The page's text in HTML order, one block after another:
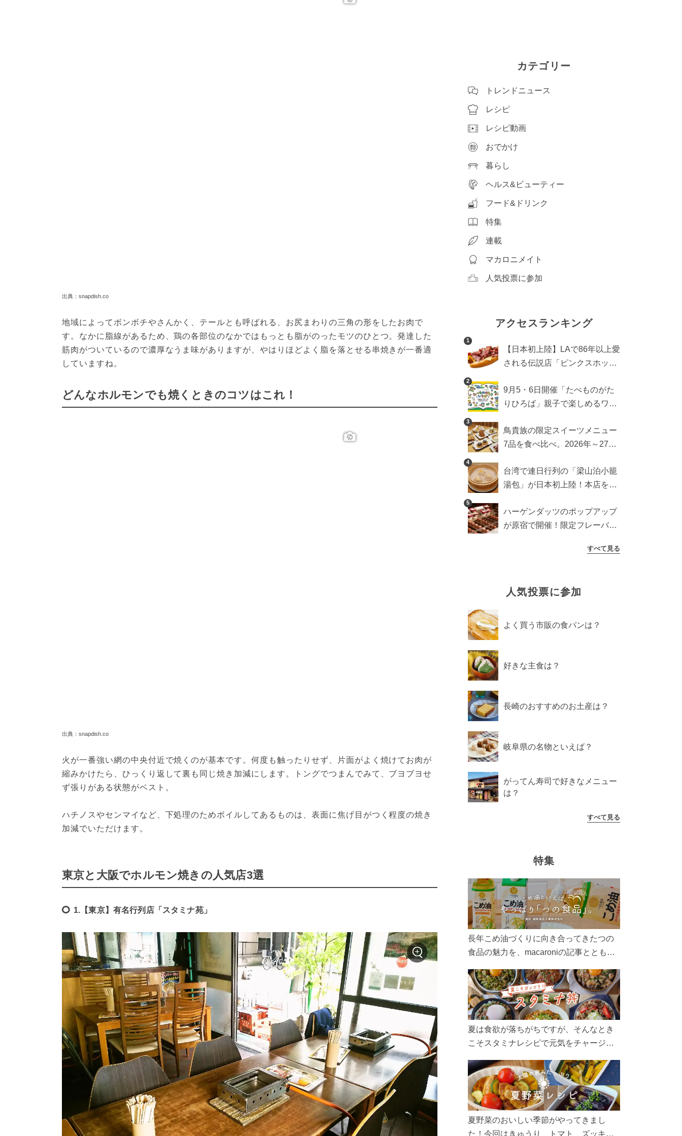
出典：snapdish.co
地域によってボンボチやさんかく、テールとも呼ばれる、お尻まわりの三角の形をしたお肉で
す。なかに脂線があるため、鶏の各部位のなかではもっとも脂がのったモツのひとつ。発達した
筋肉がついているので濃厚なうま味がありますが、やはりほどよく脂を落とせる串焼きが一番適
していますね。
どんなホルモンでも焼くときのコツはこれ！
出典：snapdish.co
火が一番強い網の中央付近で焼くのが基本です。何度も触ったりせず、片面がよく焼けてお肉が
縮みかけたら、ひっくり返して裏も同じ焼き加減にします。トングでつまんでみて、ブヨブヨせ
ず張りがある状態がベスト。
ハチノスやセンマイなど、下処理のためボイルしてあるものは、表面に焦げ目がつく程度の焼き
加減でいただけます。
東京と大阪でホルモン焼きの人気店3選
1.【東京】有名行列店「スタミナ苑」
カテゴリー
トレンドニュース
レシピ
レシピ動画
おでかけ
暮らし
ヘルス&ビューティー
フード&ドリンク
特集
連載
マカロニメイト
人気投票に参加
アクセスランキング
1
【日本初上陸】LAで86年以上愛
される伝説店「ピンクスホット
ットドッグブーム到来!?
2
9月5・6日開催「たべものがた
りひろば」親子で楽しめるワー
ーなどをご紹介
3
鳥貴族の限定スイーツメニュー
7品を食べ比べ。2026年～27年
4
台湾で連日行列の「梁山泊小籠
湯包」が日本初上陸！本店を知
5
ハーゲンダッツのポップアップ
が原宿で開催！限定フレーバー
すべて見る
人気投票に参加
よく買う市販の食パンは？
好きな主食は？
長崎のおすすめのお土産は？
岐阜県の名物といえば？
がってん寿司で好きなメニュー
は？
すべて見る
特集
長年こめ油づくりに向き合ってきたつの
食品の魅力を、macaroniの記事とともに
ん、製造現場や品質へのこだわりまで。
こめ油をもっと好きになるコンテンツを
ぜひお楽しみください。
夏は食欲が落ちがちですが、そんなとき
こそスタミナレシピで元気をチャージ！
リ食べて、夏バテを吹き飛ばしましょ
う！
夏野菜のおいしい季節がやってきまし
た！今回はきゅうり、トマト、ズッキー